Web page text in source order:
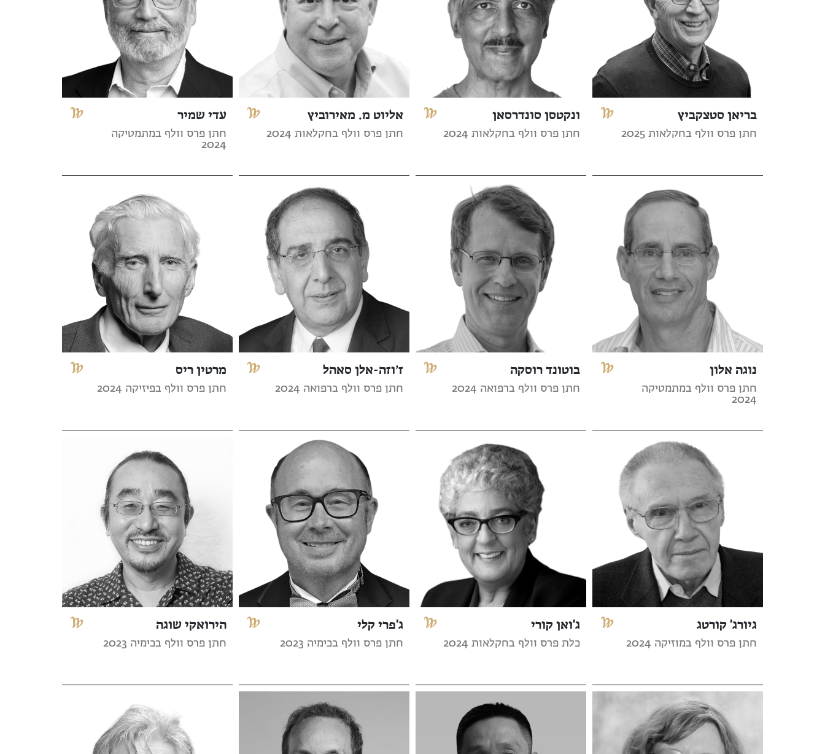
בריאן סטצקביץ
חתן פרס וולף בחקלאות 2025
ונקטסן סונדרסאן
חתן פרס וולף בחקלאות 2024
אליוט מ. מאירוביץ
חתן פרס וולף בחקלאות 2024
עדי שמיר
חתן פרס וולף במתמטיקה
2024
נוגה אלון
חתן פרס וולף במתמטיקה
2024
בוטונד רוסקה
חתן פרס וולף ברפואה 2024
ז’וזה-אלן סאהל
חתן פרס וולף ברפואה 2024
מרטין ריס
חתן פרס וולף בפיזיקה 2024
גיורג' קורטג
חתן פרס וולף במוזיקה 2024
ג'ואן קורי
כלת פרס וולף בחקלאות 2024
ג'פרי קלי
חתן פרס וולף בכימיה 2023
הירואקי שוגה
חתן פרס וולף בכימיה 2023